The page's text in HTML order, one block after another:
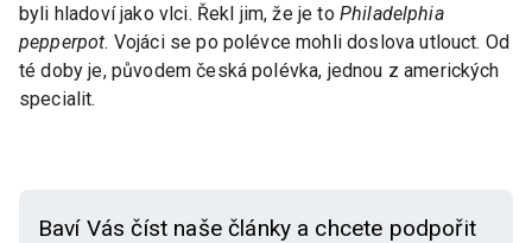
byli hladoví jako vlci. Řekl jim, že je to Philadelphia
pepperpot. Vojáci se po polévce mohli doslova utlouct. Od
té doby je, původem česká polévka, jednou z amerických
specialit.
Baví Vás číst naše články a chcete podpořit